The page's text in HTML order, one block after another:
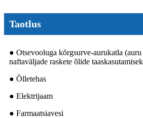
Taotlus
● Otsevooluga kõrgsurve-aurukatla (auru
naftaväljade raskete õlide
● Õlletehas
● Elektrijaam
● Farmaatsiavesi